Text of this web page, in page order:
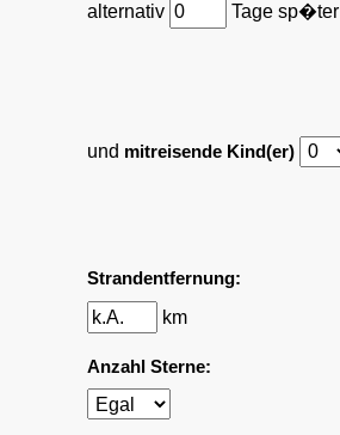
alternativ Tage sp�ter
und mitreisende Kind(er)
Strandentfernung:
km
Anzahl Sterne: